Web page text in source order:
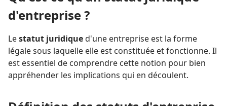
d'entreprise ?
Lestatut juridiqued'une entreprise est la forme
légale sous laquelle elle est constituée et fonctionne. Il
est essentiel de comprendre cette notion pour bien
appréhender les implications qui en découlent.